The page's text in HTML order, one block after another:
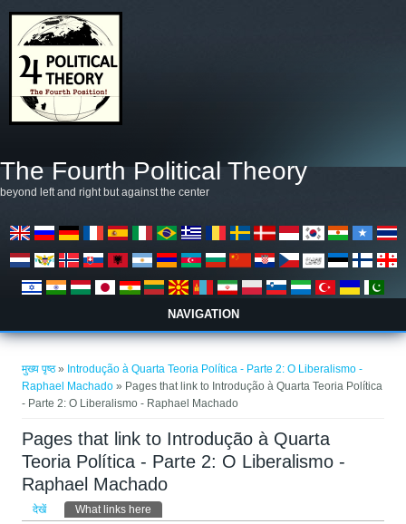
The Fourth Political Theory
beyond left and right but against the center
NAVIGATION
मुख्य पृष्ठ» Introdução à Quarta Teoria Política - Parte 2: O Liberalismo -
Raphael Machado » Pages that link to Introdução à Quarta Teoria Política
- Parte 2: O Liberalismo - Raphael Machado
Pages that link to Introdução à Quarta
Teoria Política - Parte 2: O Liberalismo -
Raphael Machado
प्राथमिक टैब्स
देखें What links here